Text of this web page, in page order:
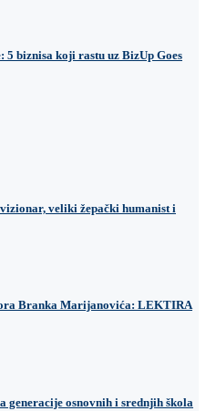
5 biznisa koji rastu uz BizUp Goes
veliki žepački humanist i
Branka Marijanovića: LEKTIRA
generacije osnovnih i srednjih škola